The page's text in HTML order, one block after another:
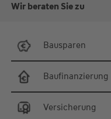
Wir beraten Sie zu
Bausparen
Baufinanzierung
Versicherung